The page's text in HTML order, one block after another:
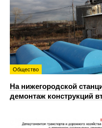
Общество
На нижегородской
демонтаж конструкций